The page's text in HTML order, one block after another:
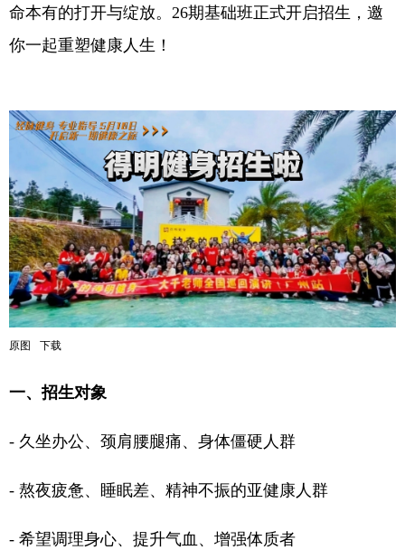
命本有的打开与绽放。26期基础班正式开启招生，邀
你一起重塑健康人生！
原图 下载
一、招生对象
- 久坐办公、颈肩腰腿痛、身体僵硬人群
- 熬夜疲惫、睡眠差、精神不振的亚健康人群
- 希望调理身心、提升气血、增强体质者